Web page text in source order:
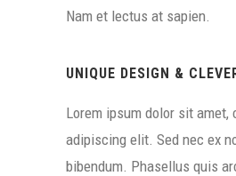
Nam et lectus at sapien.
UNIQUE DESIGN &
Lorem ipsum dolor sit amet,
adipiscing elit. Sed nec ex
bibendum. Phasellus quis